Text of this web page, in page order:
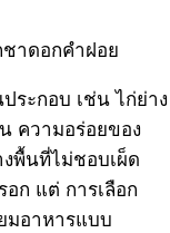
ชาดอกคำฝอย
ระกอบ เช่น ไก่ย่าง
ความอร่อยของ
พื้นที่ไม่ชอบเผ็ด
ก แต่ การเลือก
มอาหารแบบ